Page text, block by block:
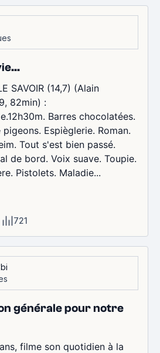
SAVOIR (14,7) (Alain
82min) :
Barres chocolatées.
Espièglerie. Roman.
Tout s'est bien passé.
de bord. Voix suave. Toupie.
Pistolets. Maladie...
721
générale pour notre
filme son quotidien à la